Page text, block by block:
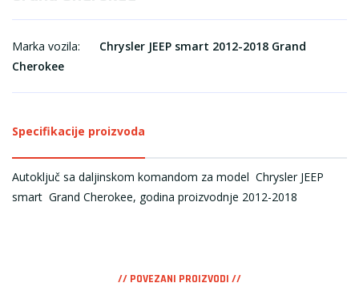
Marka vozila:
Chrysler JEEP smart 2012-2018 Grand
Cherokee
Specifikacije proizvoda
Autoključ sa daljinskom komandom za model Chrysler JEEP
smart Grand Cherokee, godina proizvodnje 2012-2018
// POVEZANI PROIZVODI //